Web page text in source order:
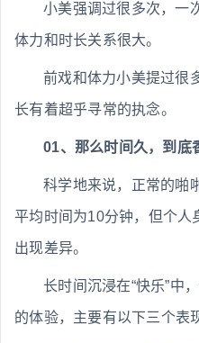
小美强调过很多次，一
体力和时长关系很大。
前戏和体力小美提过很
长有着超乎寻常的执念。
01、那么时间久，到底
科学地来说，正常的啪
平均时间为10分钟，但个人
出现差异。
长时间沉浸在“快乐”中
的体验，主要有以下三个表